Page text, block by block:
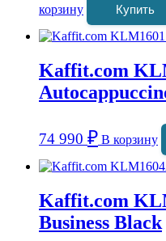
корзину Купить
Kaffit.com
74 990 ₽ В корзину
Kaffit.com
Business Black